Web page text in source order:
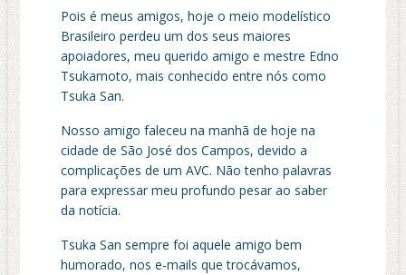
Pois é meus amigos, hoje o meio modelístico
Brasileiro perdeu um dos seus maiores
apoiadores, meu querido amigo e mestre Edno
Tsukamoto, mais conhecido entre nós como
Tsuka San.
Nosso amigo faleceu na manhã de hoje na
cidade de São José dos Campos, devido a
complicações de um AVC. Não tenho palavras
para expressar meu profundo pesar ao saber
da notícia.
Tsuka San sempre foi aquele amigo bem
humorado, nos e-mails que trocávamos,